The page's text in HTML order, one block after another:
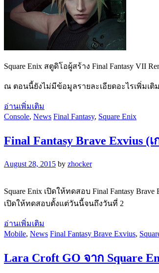
Square Enix สตูดิโอผู้สร้าง Final Fantasy VII
ณ ตอนนี้ยังไม่มีข้อมูลรายละเอียดอะไรเพิ่มเติ
อ่านเพิ่มเติม
Console, News Final Fantasy, Square Enix
Final Fantasy Brave Exvius
August 28, 2015 by zhocker
Square Enix เปิดให้ทดสอบ Final Fantasy
เปิดให้ทดสอบตั้งแต่วันนี้จนถึงวันที่ 2
อ่านเพิ่มเติม
Mobile, News Final Fantasy Brave Exvius,
Lara Croft GO จาก Square